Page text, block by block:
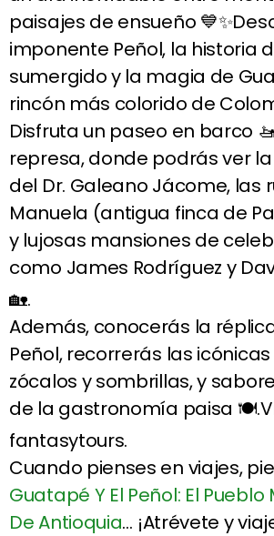
paisajes de ensueño
imponente Peñol, la historia
sumergido y la magia de
rincón más colorido de
Disfruta un paseo en barco
represa, donde podrás ver
del Dr. Galeano Jácome, las
Manuela (antigua finca de
y lujosas mansiones de
como James Rodríguez y
🏡.
Además, conocerás la
Peñol, recorrerás las
zócalos y sombrillas, y
de la gastronomía paisa
fantasytours.
Cuando pienses en viajes,
Guatapé Y El Peñol: El
De Antioquia… ¡Atrévete y